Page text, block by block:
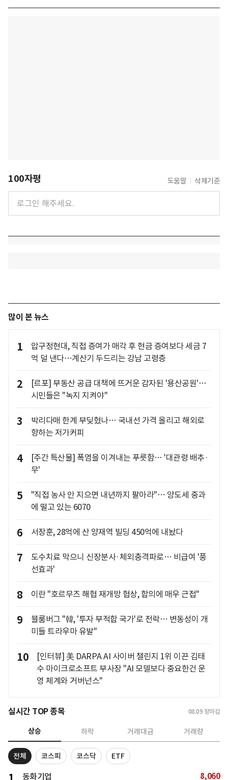
100자평 도움말 삭제기준
많이 본 뉴스
1
압구정현대, 직접 증여가 매각 후 현금 증여보다 세금 7
억 덜 낸다…계산기 두드리는 강남 고령층
2
[르포] 부동산 공급 대책에 뜨거운 감자된 '용산공원'…
시민들은 "녹지 지켜야"
3
박리다매 한계 부딪혔나… 국내선 가격 올리고 해외로
향하는 저가커피
4
[주간 특산물] 폭염을 이겨내는 푸릇함… '대관령 배추·
무'
5
"직접 농사 안 지으면 내년까지 팔아라"… 양도세 중과
에 떨고 있는 6070
6 서장훈, 28억에 산 양재역 빌딩 450억에 내놨다
7
도수치료 막으니 신장분사·체외충격파로… 비급여 '풍
선효과'
8 이란 "호르무즈 해협 재개방 협상, 합의에 매우 근접"
9
블룸버그 "韓, '투자 부적합 국가'로 전락… 변동성이 개
미들 트라우마 유발"
10
[인터뷰] 美 DARPA AI 사이버 챌린지 1위 이끈 김태
수 마이크로소프트 부사장 "AI 모델보다 중요한건 운
영 체계와 거버넌스"
실시간 TOP 종목 08.09 장마감
상승 하락 거래대금 거래량
전체 코스피 코스닥 ETF
동화기업 8,060